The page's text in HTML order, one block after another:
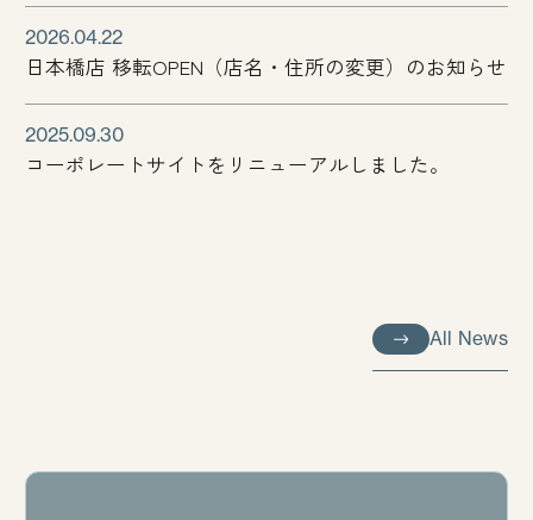
All News
日本橋店 移転OPEN（店名・住所の変更）のお知らせ
2026.04.22
コーポレートサイトをリニューアルしました。
2025.09.30